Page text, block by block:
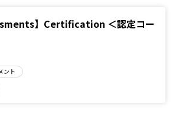
】Certification ＜認定コー
ント